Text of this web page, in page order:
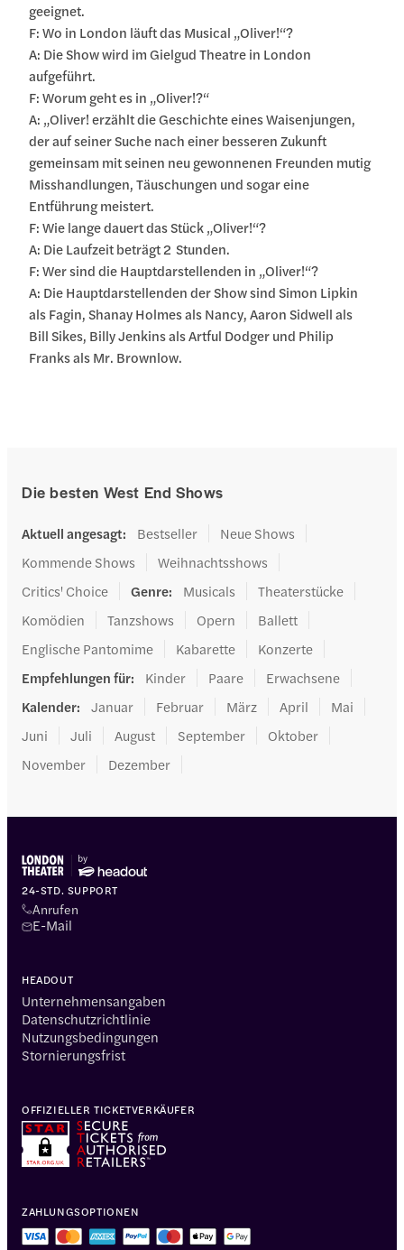
geeignet.
F: Wo in London läuft das Musical „Oliver!“?
A: Die Show wird im Gielgud Theatre in London
aufgeführt.
F: Worum geht es in „Oliver!?“
A: „Oliver! erzählt die Geschichte eines Waisenjungen,
der auf seiner Suche nach einer besseren Zukunft
gemeinsam mit seinen neu gewonnenen Freunden mutig
Misshandlungen, Täuschungen und sogar eine
Entführung meistert.
F: Wie lange dauert das Stück „Oliver!“?
A: Die Laufzeit beträgt 2 Stunden.
F: Wer sind die Hauptdarstellenden in „Oliver!“?
A: Die Hauptdarstellenden der Show sind Simon Lipkin
als Fagin, Shanay Holmes als Nancy, Aaron Sidwell als
Bill Sikes, Billy Jenkins als Artful Dodger und Philip
Franks als Mr. Brownlow.
Die besten West End Shows
Aktuell angesagt: Bestseller
Neue Shows
Kommende Shows
Weihnachtsshows
Critics' Choice
Genre: Musicals
Theaterstücke
Komödien
Tanzshows Opern
Ballett
Englische Pantomime
Kabarette
Konzerte
Empfehlungen für: Kinder Paare
Erwachsene
Kalender: Januar Februar März April
Mai
Juni
Juli August September
Oktober
November
Dezember
24-STD. SUPPORT
Anrufen
E-Mail
HEADOUT
Unternehmensangaben
Datenschutzrichtlinie
Nutzungsbedingungen
Stornierungsfrist
ZAHLUNGSOPTIONEN
OFFIZIELLER TICKETVERKÄUFER